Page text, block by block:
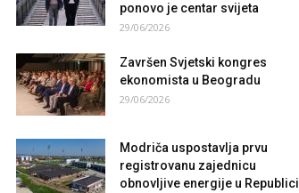
ponovo je centar svijeta
29/06/2026
Završen Svjetski kongres
ekonomista u Beogradu
29/06/2026
Modriča uspostavlja prvu
registrovanu zajednicu
obnovljive energije u Republici